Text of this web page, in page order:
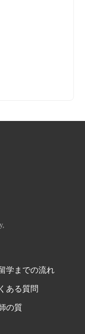
学までの流れ
ある質問
の質